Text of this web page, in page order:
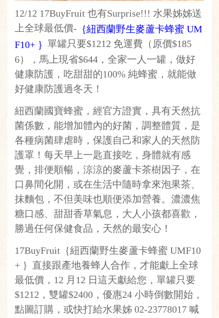
12/12 17BuyFruit 也有Surprise!!! 水果姊姊送
上全球最低價- ｛紐西蘭野生麥蘆卡蜂蜜 UM
F10+ ｝ 單罐只要$1212 免運費（原價$185
6），馬上現省$644，全家一人一罐，做好
健康防護，吃甜甜的100% 純蜂蜜，就能做
好健康防護過冬天！
紐西蘭國寶蜂蜜，經官方證實，具有天然抗
菌係數，能增加體內的好菌，調整體質，是
各種病菌肆虐時，保護自己和家人的天然防
護罩！每天早上一匙直接吃，身體就有感
覺，排便順暢，涼涼的麥蘆卡茶樹因子，在
口鼻間化開，或在生活中隨時拿來泡果茶、
抹麵包，不但美味也順便添加營養。濃濃焦
糖口感、甜甜香草氣息，大人小孩都喜歡，
勝過任何保健食品，天然的最安心！
17BuyFruit｛紐西蘭野生麥蘆卡蜂蜜 UMF10
+ ｝直接跟產地養蜂人合作，才能獻上全球
最低價，12 月12 日這天獻給您，單罐只要
$1212，雙罐$2400，優惠24 小時倒數開始，
點圖訂購，或快打給水果姊 02-23778017 喊